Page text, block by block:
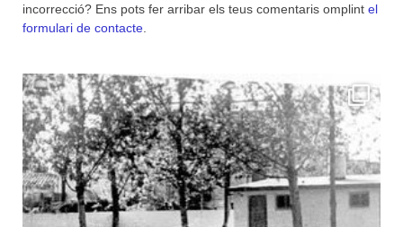
incorrecció? Ens pots fer arribar els teus comentaris omplint el
formulari de contacte